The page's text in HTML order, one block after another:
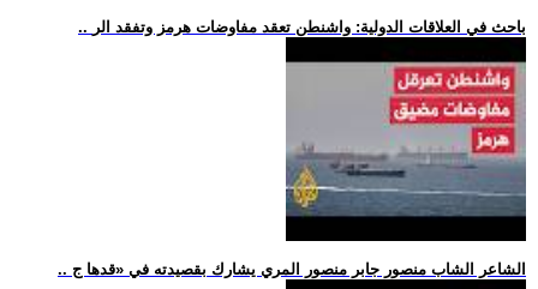
.. باحث في العلاقات الدولية: واشنطن تعقد مفاوضات هرمز وتفقد الر
.. الشاعر الشاب منصور جابر منصور المري يشارك بقصيدته في «قدها ج